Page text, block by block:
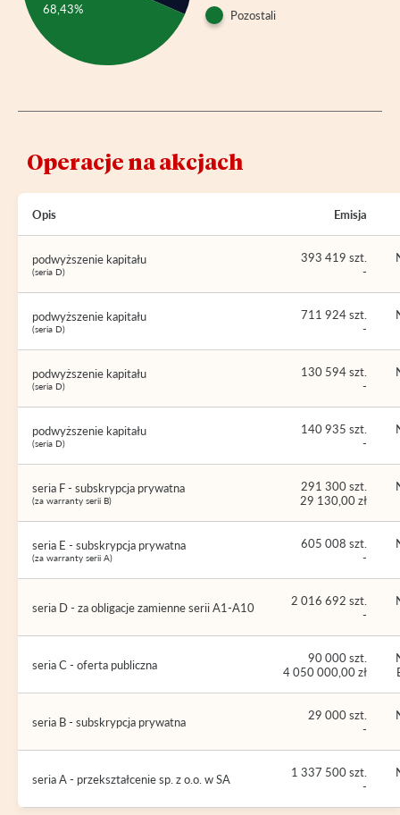
68,43% Pozostali
Operacje na akcjach
Opis Emisja
podwyższenie kapitału
(seria D)
393 419 szt.
-
podwyższenie kapitału
(seria D)
711 924 szt.
-
podwyższenie kapitału
(seria D)
130 594 szt.
-
podwyższenie kapitału
(seria D)
140 935 szt.
-
seria F - subskrypcja prywatna
(za warranty serii B)
291 300 szt.
29 130,00 zł
seria E - subskrypcja prywatna
(za warranty serii A)
605 008 szt.
-
seria D - za obligacje zamienne serii A1-A10
2 016 692 szt.
-
seria C - oferta publiczna
90 000 szt.
4 050 000,00 zł
seria B - subskrypcja prywatna
29 000 szt.
-
seria A - przekształcenie sp. z o.o. w SA
1 337 500 szt.
-